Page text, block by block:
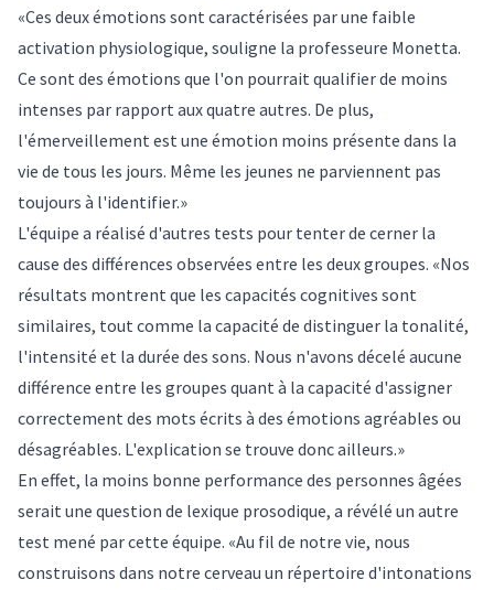
«Ces deux émotions sont caractérisées par une faible
activation physiologique, souligne la professeure Monetta.
Ce sont des émotions que l'on pourrait qualifier de moins
intenses par rapport aux quatre autres. De plus,
l'émerveillement est une émotion moins présente dans la
vie de tous les jours. Même les jeunes ne parviennent pas
toujours à l'identifier.»
L'équipe a réalisé d'autres tests pour tenter de cerner la
cause des différences observées entre les deux groupes. «Nos
résultats montrent que les capacités cognitives sont
similaires, tout comme la capacité de distinguer la tonalité,
l'intensité et la durée des sons. Nous n'avons décelé aucune
différence entre les groupes quant à la capacité d'assigner
correctement des mots écrits à des émotions agréables ou
désagréables. L'explication se trouve donc ailleurs.»
En effet, la moins bonne performance des personnes âgées
serait une question de lexique prosodique, a révélé un autre
test mené par cette équipe. «Au fil de notre vie, nous
construisons dans notre cerveau un répertoire d'intonations